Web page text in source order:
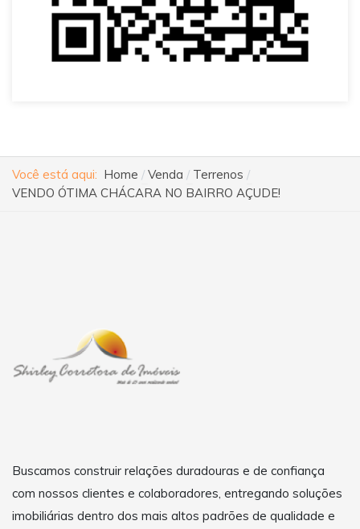
Você está aqui: Home Venda
Terrenos
VENDO ÓTIMA CHÁCARA NO BAIRRO AÇUDE!
Buscamos construir relações duradouras e de confiança
com nossos clientes e colaboradores, entregando soluções
imobiliárias dentro dos mais altos padrões de qualidade e